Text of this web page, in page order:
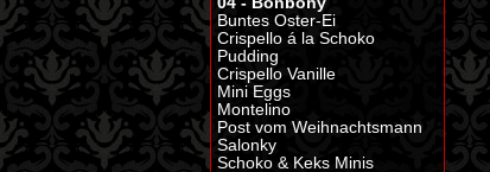
Buntes Oster-Ei
Crispello á la Schoko
Pudding
Crispello Vanille
Mini Eggs
Montelino
Post vom Weihnachtsmann
Salonky
Schoko & Keks Minis